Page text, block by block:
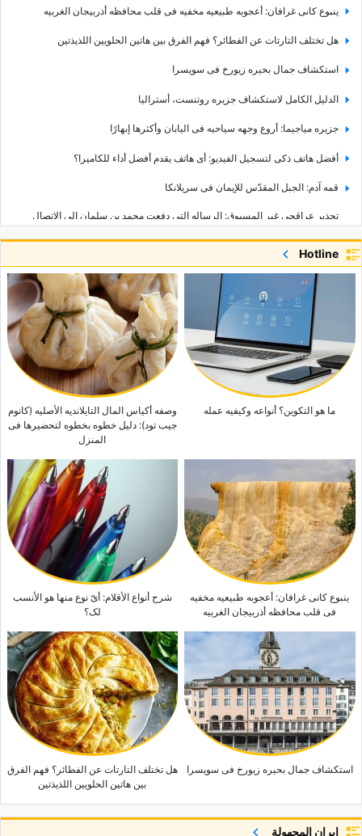
ینبوع کانی غرافان: أعجوبه طبیعیه مخفیه فی قلب محافظه أذربیجان الغربیه
هل تختلف التارتات عن الفطائر؟ فهم الفرق بین هاتین الحلویین اللذیذتین
استکشاف جمال بحیره زیورخ فی سویسرا
الدلیل الکامل لاستکشاف جزیره روتنست، أسترالیا
جزیره میاجیما: أروع وجهه سیاحیه فی الیابان وأکثرها إبهارًا
أفضل هاتف ذکی لتسجیل الفیدیو: أی هاتف یقدم أفضل أداء للکامیرا؟
قمه آدم: الجبل المقدّس للإیمان فی سریلانکا
تحذیر عراقجی غیر المسبوق: الرساله التی دفعت محمد بن سلمان إلى الاتصال
بترامب
فی الربع الثانی
منظمه الأمم المتحده تحذر: أسعار الغذاء العالمیه من المتوقع أن ترتفع مجددًا
مراجعه المحادثات الدبلوماسیه بین إیران وعُمان من قبل وزیری خارجیه إیران وإیطالیا
خلف کوالیس الخلاف بین ترامب ووزیر دفاعه: هل تقف إیران فی قلب الصراع؟
Hotline
ما هو التکوین؟ أنواعه وکیفیه عمله
وصفه أکیاس المال التایلاندیه الأصلیه (کانوم
جیب تود): دلیل خطوه بخطوه لتحضیرها فی
المنزل
ینبوع کانی غرافان: أعجوبه طبیعیه مخفیه
فی قلب محافظه أذربیجان الغربیه
شرح أنواع الأقلام: أیّ نوع منها هو الأنسب
لک؟
استکشاف جمال بحیره زیورخ فی سویسرا
هل تختلف التارتات عن الفطائر؟ فهم الفرق
بین هاتین الحلویین اللذیذتین
إيران المجهولة